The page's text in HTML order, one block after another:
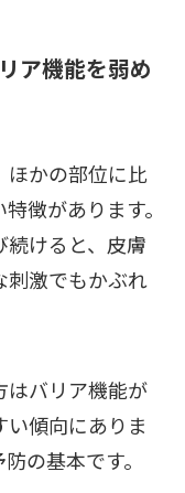
ア機能を弱め
ほかの部位に比
徴があります。
けると、皮膚
刺激でもかぶれ
はバリア機能が
傾向にありま
の基本です。